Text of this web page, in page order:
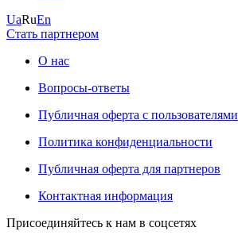
UaRuEn
Стать партнером
О нас
Вопросы-ответы
Публичная оферта с пользователями
Политика конфиденциальности
Публичная оферта для партнеров
Контактная информация
Присоединяйтесь к нам в соцсетях